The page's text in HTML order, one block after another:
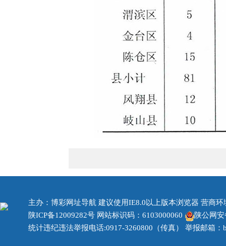
主办：博彩网址导航 建议使用IE8.0以上版本浏览器 营商
陕ICP备12009282号 网站标识码：6103000060
陕公网
统计违纪违法举报电话:0917-3260800（传真） 举报邮箱：